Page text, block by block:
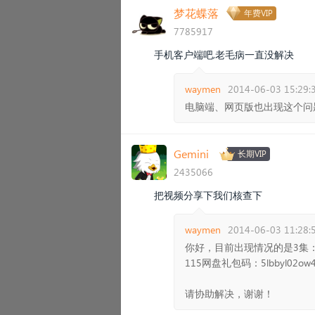
梦花蝶落 年费VIP
7785917
手机客户端吧,老毛病一直没解决
waymen 2014-06-03
电脑端、网页版也出现这个问
Gemini 长期VIP
2435066
把视频分享下我们核查下
waymen 2014-06-03
你好，目前出现情况的是3集：
115网盘礼包码：
请协助解决，谢谢！